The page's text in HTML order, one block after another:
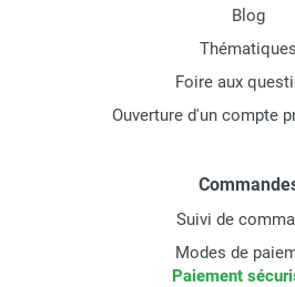
Blog
Thématiques
Foire aux
Ouverture d'un compte
Suivi de
Modes de
Paiement